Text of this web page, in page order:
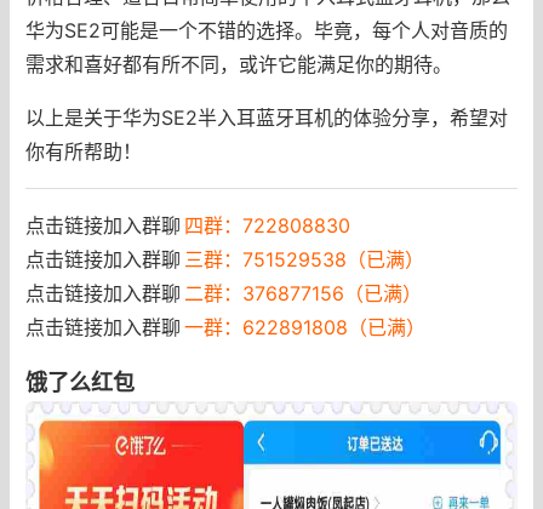
华为SE2可能是一个不错的选择。毕竟，每个人对音质的
需求和喜好都有所不同，或许它能满足你的期待。
以上是关于华为SE2半入耳蓝牙耳机的体验分享，希望对
你有所帮助！
点击链接加入群聊 四群：722808830
点击链接加入群聊 三群：751529538（已满）
点击链接加入群聊 二群：376877156（已满）
点击链接加入群聊 一群：622891808（已满）
饿了么红包